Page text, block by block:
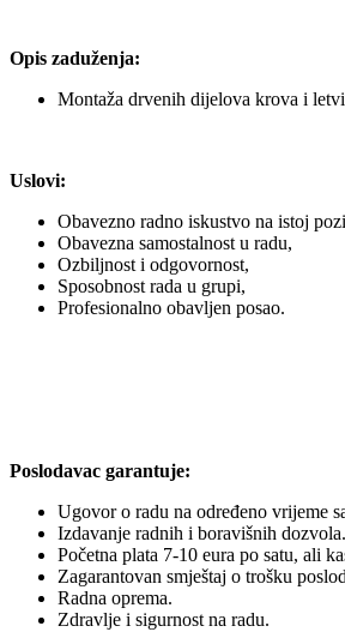
Opis zaduženja:
Montaža drvenih dijelova krova i
Uslovi:
Obavezno radno iskustvo na istoj
Obavezna samostalnost u radu,
Ozbiljnost i odgovornost,
Sposobnost rada u grupi,
Profesionalno obavljen posao.
Poslodavac garantuje:
Ugovor o radu na određeno vrijeme
Izdavanje radnih i boravišnih dozvola.
Početna plata 7-10 eura po satu, ali
Zagarantovan smještaj o trošku
Radna oprema.
Zdravlje i sigurnost na radu.